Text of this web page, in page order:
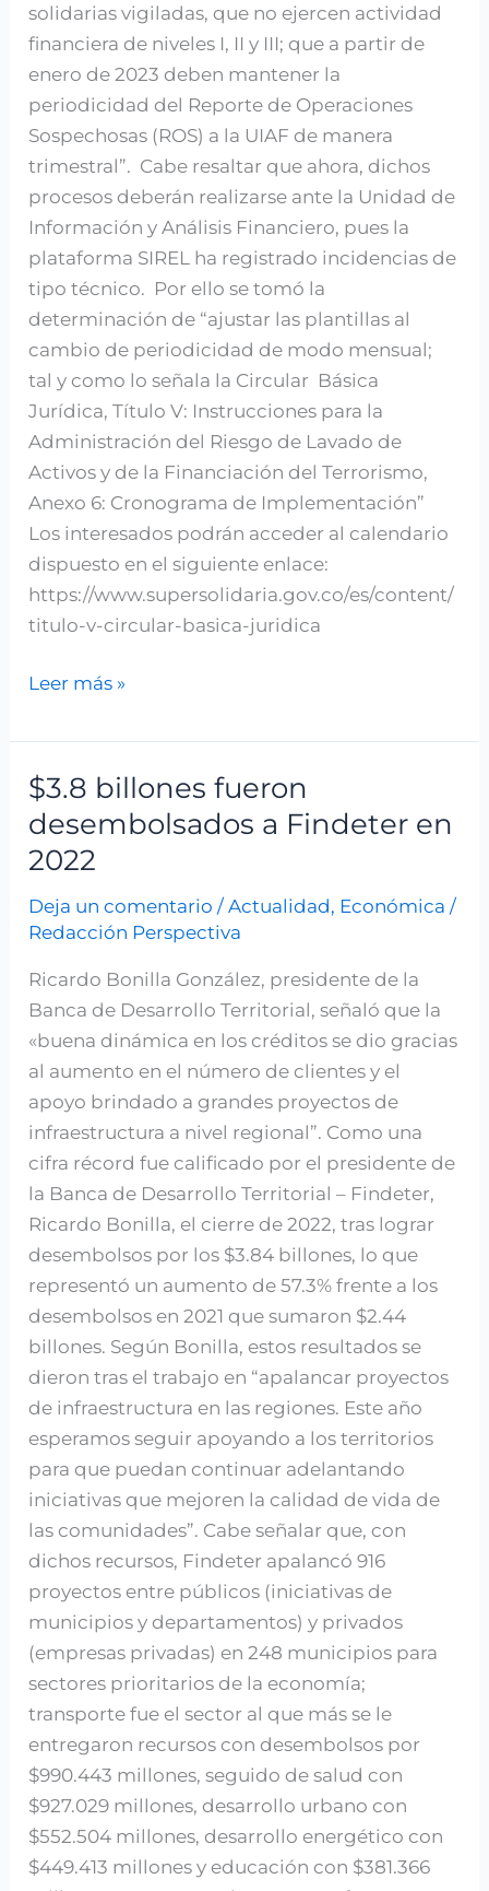
solidarias vigiladas, que no ejercen actividad
financiera de niveles I, II y III; que a partir de
enero de 2023 deben mantener la
periodicidad del Reporte de Operaciones
Sospechosas (ROS) a la UIAF de manera
trimestral”. Cabe resaltar que ahora, dichos
procesos deberán realizarse ante la Unidad de
Información y Análisis Financiero, pues la
plataforma SIREL ha registrado incidencias de
tipo técnico. Por ello se tomó la
determinación de “ajustar las plantillas al
cambio de periodicidad de modo mensual;
tal y como lo señala la Circular Básica
Jurídica, Título V: Instrucciones para la
Administración del Riesgo de Lavado de
Activos y de la Financiación del Terrorismo,
Anexo 6: Cronograma de Implementación”
Los interesados podrán acceder al calendario
dispuesto en el siguiente enlace:
https://www.supersolidaria.gov.co/es/content/
titulo-v-circular-basica-juridica
Leer más »
$3.8 billones fueron
desembolsados a Findeter en
2022
Deja un comentario /Actualidad, Económica /
Redacción Perspectiva
Ricardo Bonilla González, presidente de la
Banca de Desarrollo Territorial, señaló que la
«buena dinámica en los créditos se dio gracias
al aumento en el número de clientes y el
apoyo brindado a grandes proyectos de
infraestructura a nivel regional”. Como una
cifra récord fue calificado por el presidente de
la Banca de Desarrollo Territorial – Findeter,
Ricardo Bonilla, el cierre de 2022, tras lograr
desembolsos por los $3.84 billones, lo que
representó un aumento de 57.3% frente a los
desembolsos en 2021 que sumaron $2.44
billones. Según Bonilla, estos resultados se
dieron tras el trabajo en “apalancar proyectos
de infraestructura en las regiones. Este año
esperamos seguir apoyando a los territorios
para que puedan continuar adelantando
iniciativas que mejoren la calidad de vida de
las comunidades”. Cabe señalar que, con
dichos recursos, Findeter apalancó 916
proyectos entre públicos (iniciativas de
municipios y departamentos) y privados
(empresas privadas) en 248 municipios para
sectores prioritarios de la economía;
transporte fue el sector al que más se le
entregaron recursos con desembolsos por
$990.443 millones, seguido de salud con
$927.029 millones, desarrollo urbano con
$552.504 millones, desarrollo energético con
$449.413 millones y educación con $381.366
$3.8
billones
fueron
desembolsados
a
Findeter
en
2022